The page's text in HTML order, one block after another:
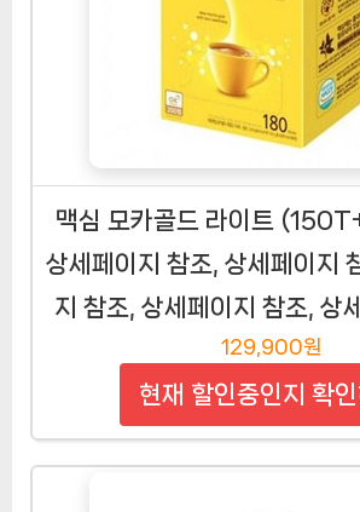
맥심 모카골드 라이트
상세페이지 참조, 상세페이지
지 참조, 상세페이지 참조, 상
129,900원
현재 할인중인지 확인